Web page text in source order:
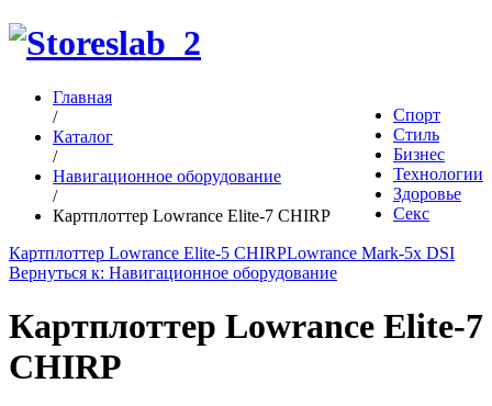
Спорт
Стиль
Бизнес
Технологии
Здоровье
Секс
Главная
/
Каталог
/
Навигационное оборудование
/
Картплоттер Lowrance Elite-7 CHIRP
Картплоттер Lowrance Elite-5 CHIRPLowrance Mark-5x DSI
Вернуться к: Навигационное оборудование
Картплоттер Lowrance Elite-7
CHIRP